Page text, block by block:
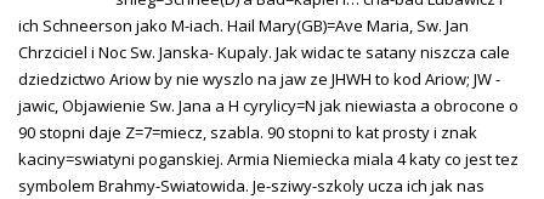
ich Schneerson jako M-iach. Hail Mary(GB)=Ave Maria, Sw. Jan
Chrzciciel i Noc Sw. Janska- Kupaly. Jak widac te satany niszcza cale
dziedzictwo Ariow by nie wyszlo na jaw ze JHWH to kod Ariow; JW -
jawic, Objawienie Sw. Jana a H cyrylicy=N jak niewiasta a obrocone o
90 stopni daje Z=7=miecz, szabla. 90 stopni to kat prosty i znak
kaciny=swiatyni poganskiej. Armia Niemiecka miala 4 katy co jest tez
symbolem Brahmy-Swiatowida. Je-sziwy-szkoly ucza ich jak nas